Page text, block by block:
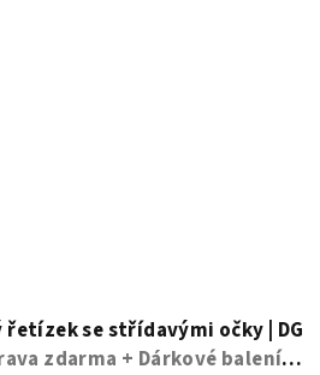
řetízek se střídavými očky | DG
zdarma + Dárkové balení